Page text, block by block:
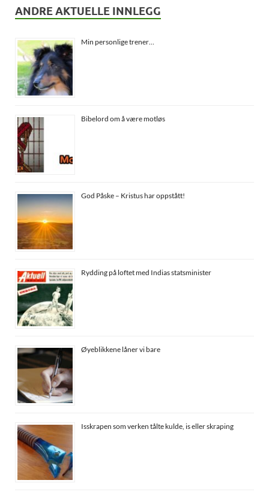
ANDRE AKTUELLE INNLEGG
Min personlige trener…
Bibelord om å være motløs
God Påske – Kristus har oppstått!
Rydding på loftet med Indias statsminister
Øyeblikkene låner vi bare
Isskrapen som verken tålte kulde, is eller skraping